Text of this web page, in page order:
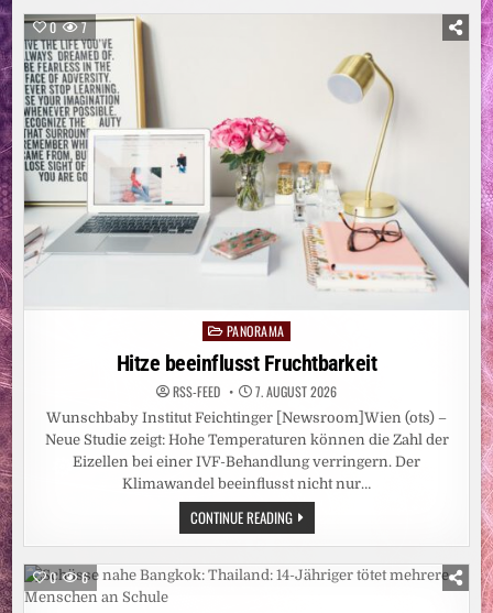
WORLDSKILLS
0 7
Posted
in
PANORAMA
Hitze beeinflusst Fruchtbarkeit
RSS-FEED 7. AUGUST 2026
Wunschbaby Institut Feichtinger [Newsroom]Wien (ots) –
Neue Studie zeigt: Hohe Temperaturen können die Zahl der
Eizellen bei einer IVF-Behandlung verringern. Der
Klimawandel beeinflusst nicht nur…
CONTINUE READINGHITZE
BEEINFLUSST
FRUCHTBARKEIT
0 6